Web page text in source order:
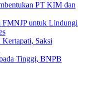
PT KIM dan
FMNJP untuk Lindungi
Saksi
Tinggi, BNPB